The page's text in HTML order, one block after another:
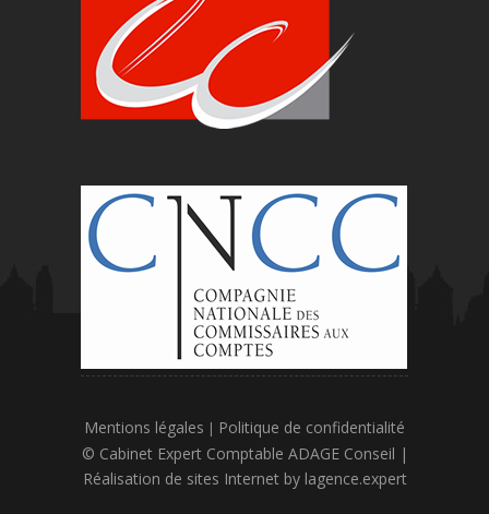
Mentions légales | Politique de confidentialité
© Cabinet Expert Comptable ADAGE Conseil |
Réalisation de sites Internet by lagence.expert